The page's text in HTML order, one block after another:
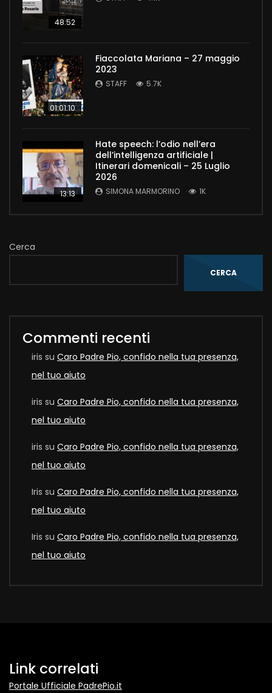
48:52
01:01:10
Fiaccolata Mariana – 27 maggio
2023
STAFF 5.7K
13:13
Hate speech: l’odio nell’era
dell’intelligenza artificiale |
Itinerari domenicali – 25 Luglio
2026
SIMONA MARMORINO 1K
Cerca
CERCA
Commenti recenti
iris su Caro Padre Pio, confido nella tua presenza,
nel tuo aiuto
iris su Caro Padre Pio, confido nella tua presenza,
nel tuo aiuto
iris su Caro Padre Pio, confido nella tua presenza,
nel tuo aiuto
Iris su Caro Padre Pio, confido nella tua presenza,
nel tuo aiuto
Iris su Caro Padre Pio, confido nella tua presenza,
nel tuo aiuto
Link correlati
Portale Ufficiale PadrePio.it